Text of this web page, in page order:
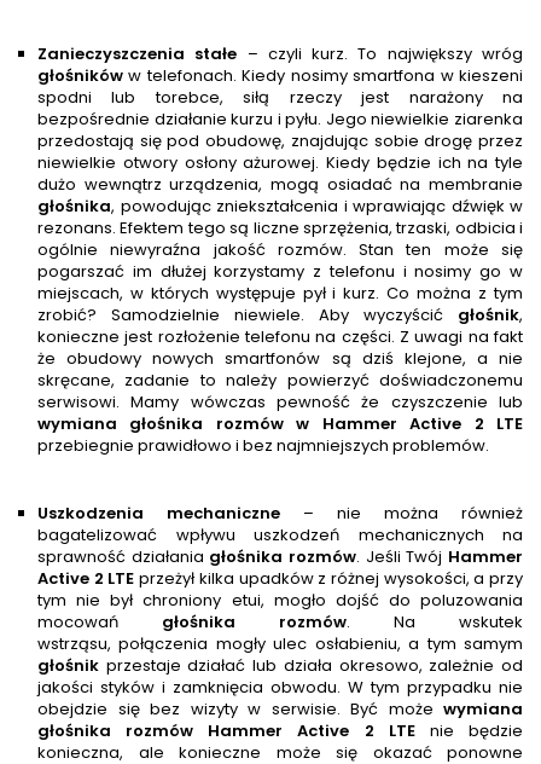
Zanieczyszczenia stałe – czyli kurz. To największy wróg
głośników w telefonach. Kiedy nosimy smartfona w kieszeni
spodni lub torebce, siłą rzeczy jest narażony na
bezpośrednie działanie kurzu i pyłu. Jego niewielkie ziarenka
przedostają się pod obudowę, znajdując sobie drogę przez
niewielkie otwory osłony ażurowej. Kiedy będzie ich na tyle
dużo wewnątrz urządzenia, mogą osiadać na membranie
głośnika, powodując zniekształcenia i wprawiając dźwięk w
rezonans. Efektem tego są liczne sprzężenia, trzaski, odbicia i
ogólnie niewyraźna jakość rozmów. Stan ten może się
pogarszać im dłużej korzystamy z telefonu i nosimy go w
miejscach, w których występuje pył i kurz. Co można z tym
zrobić? Samodzielnie niewiele. Aby wyczyścić głośnik,
konieczne jest rozłożenie telefonu na części. Z uwagi na fakt
że obudowy nowych smartfonów są dziś klejone, a nie
skręcane, zadanie to należy powierzyć doświadczonemu
serwisowi. Mamy wówczas pewność że czyszczenie lub
wymiana głośnika rozmów w
Hammer Active 2 LTE
przebiegnie prawidłowo i bez najmniejszych problemów.
Uszkodzenia mechaniczne – nie można również
bagatelizować wpływu uszkodzeń mechanicznych na
sprawność działania głośnika rozmów. Jeśli Twój Hammer
Active 2 LTE przeżył kilka upadków z różnej wysokości, a przy
tym nie był chroniony etui, mogło dojść do poluzowania
mocowań głośnika rozmów. Na wskutek
wstrząsu, połączenia mogły ulec osłabieniu, a tym samym
głośnik przestaje działać lub działa okresowo, zależnie od
jakości styków i zamknięcia obwodu. W tym przypadku nie
obejdzie się bez wizyty w serwisie. Być może wymiana
głośnika rozmów
Hammer Active 2 LTEnie będzie
konieczna, ale konieczne może się okazać ponowne